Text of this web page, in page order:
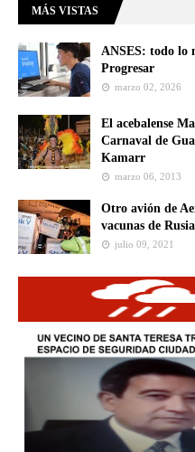
MÁS VISTAS
ANSES: todo lo
Progresar
marzo 02, 2026
El acebalense
Carnaval de
Kamarr
marzo 06, 2013
Otro avión de
vacunas de Rusia
julio 09, 2021